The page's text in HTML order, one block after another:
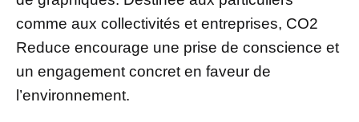
comme aux collectivités et entreprises, CO2
Reduce encourage une prise de conscience et
un engagement concret en faveur de
l’environnement.